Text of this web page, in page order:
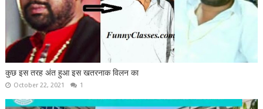
कुछ इस तरह अंत हुआ इस खतरनाक विलन का
October 22, 2021 1